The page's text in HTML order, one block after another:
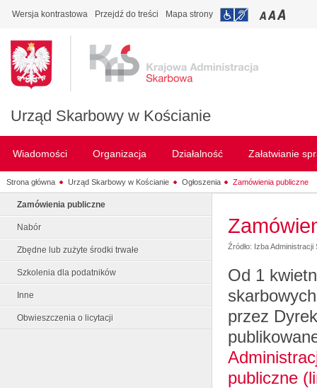
Wersja kontrastowa Przejdź do treści Mapa strony
Urząd Skarbowy w Kościanie
Wiadomości Organizacja Działalność Załatwianie
Strona główna Urząd Skarbowy w Kościanie Ogłoszenia Zamówienia publiczne
Zamówienia publiczne
Nabór
Zbędne lub zużyte środki trwałe
Szkolenia dla podatników
Inne
Obwieszczenia o licytacji
Źródło: Izba
Od 1
przez
publiczne